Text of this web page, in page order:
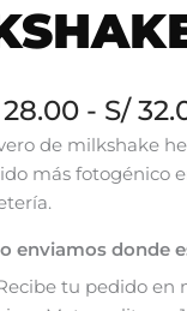
- S/
de milkshake
más fotogénico
enviamos donde
tu pedido en